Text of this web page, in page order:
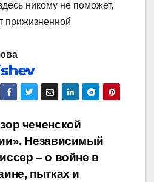
никому не поможет,
прижизненной
чеченской
Независимый
– о войне в
пытках и